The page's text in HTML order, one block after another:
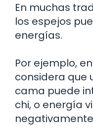
En muchas
los espejos
energías.
Por ejemplo,
considera que
cama puede
chi, o energía